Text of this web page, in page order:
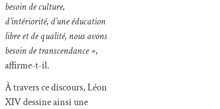
besoin de culture,
d’intériorité, d’une éducation
libre et de qualité, nous avons
besoin de transcendance »,
affirme-t-il.
À travers ce discours, Léon
XIV dessine ainsi une